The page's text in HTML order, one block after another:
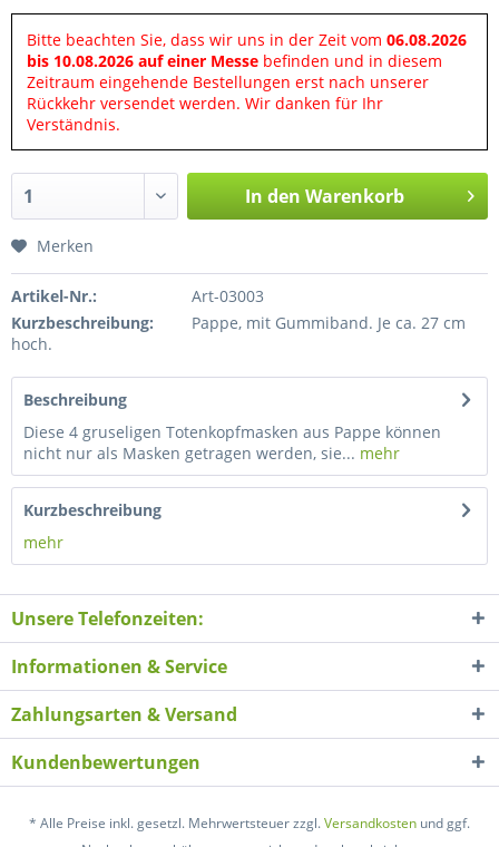
Bitte beachten Sie, dass wir uns in der Zeit vom 06.08.2026
bis 10.08.2026 auf einer Messe befinden und in diesem
Zeitraum eingehende Bestellungen erst nach unserer
Rückkehr versendet werden. Wir danken für Ihr
Verständnis.
In den Warenkorb
Merken
Artikel-Nr.:
Art-03003
Kurzbeschreibung:
Pappe, mit Gummiband. Je ca. 27 cm
hoch.
Beschreibung
Diese 4 gruseligen Totenkopfmasken aus Pappe können
nicht nur als Masken getragen werden, sie... mehr
Kurzbeschreibung
mehr
Unsere Telefonzeiten:
Informationen & Service
Zahlungsarten & Versand
Kundenbewertungen
* Alle Preise inkl. gesetzl. Mehrwertsteuer zzgl.Versandkosten und ggf.